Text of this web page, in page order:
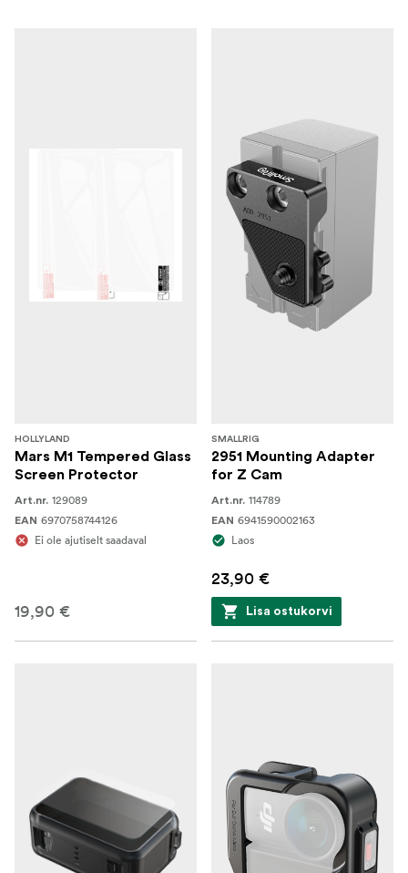
HOLLYLAND
Mars M1 Tempered Glass
Screen Protector
Art.nr. 129089
EAN 6970758744126
Ei ole ajutiselt saadaval
19,90 €
SMALLRIG
2951 Mounting Adapter
for Z Cam
Art.nr. 114789
EAN 6941590002163
Laos
23,90 €
Lisa ostukorvi